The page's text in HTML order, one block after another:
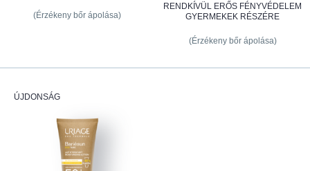
(Érzékeny bőr ápolása)
RENDKÍVÜL ERŐS FÉNYVÉDELEM
GYERMEKEK RÉSZÉRE
(Érzékeny bőr ápolása)
ÚJDONSÁG